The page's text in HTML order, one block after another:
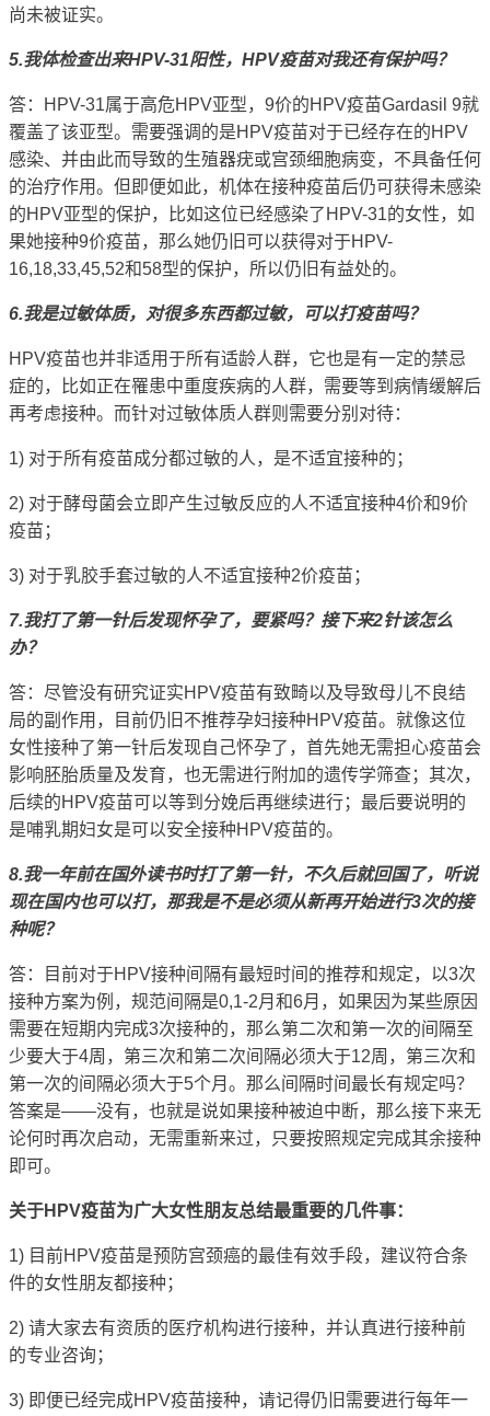
尚未被证实。
5.我体检查出来HPV-31阳性，HPV疫苗对我还有保护吗？
答：HPV-31属于高危HPV亚型，9价的HPV疫苗Gardasil 9就
覆盖了该亚型。需要强调的是HPV疫苗对于已经存在的HPV
感染、并由此而导致的生殖器疣或宫颈细胞病变，不具备任何
的治疗作用。但即便如此，机体在接种疫苗后仍可获得未感染
的HPV亚型的保护，比如这位已经感染了HPV-31的女性，如
果她接种9价疫苗，那么她仍旧可以获得对于HPV-
16,18,33,45,52和58型的保护，所以仍旧有益处的。
6.我是过敏体质，对很多东西都过敏，可以打疫苗吗？
HPV疫苗也并非适用于所有适龄人群，它也是有一定的禁忌
症的，比如正在罹患中重度疾病的人群，需要等到病情缓解后
再考虑接种。而针对过敏体质人群则需要分别对待：
1) 对于所有疫苗成分都过敏的人，是不适宜接种的；
2) 对于酵母菌会立即产生过敏反应的人不适宜接种4价和9价
疫苗；
3) 对于乳胶手套过敏的人不适宜接种2价疫苗；
7.我打了第一针后发现怀孕了，要紧吗？接下来2针该怎么
办？
答：尽管没有研究证实HPV疫苗有致畸以及导致母儿不良结
局的副作用，目前仍旧不推荐孕妇接种HPV疫苗。就像这位
女性接种了第一针后发现自己怀孕了，首先她无需担心疫苗会
影响胚胎质量及发育，也无需进行附加的遗传学筛查；其次，
后续的HPV疫苗可以等到分娩后再继续进行；最后要说明的
是哺乳期妇女是可以安全接种HPV疫苗的。
8.我一年前在国外读书时打了第一针，不久后就回国了，听说
现在国内也可以打，那我是不是必须从新再开始进行3次的接
种呢？
答：目前对于HPV接种间隔有最短时间的推荐和规定，以3次
接种方案为例，规范间隔是0,1-2月和6月，如果因为某些原因
需要在短期内完成3次接种的，那么第二次和第一次的间隔至
少要大于4周，第三次和第二次间隔必须大于12周，第三次和
第一次的间隔必须大于5个月。那么间隔时间最长有规定吗？
答案是——没有，也就是说如果接种被迫中断，那么接下来无
论何时再次启动，无需重新来过，只要按照规定完成其余接种
即可。
关于HPV疫苗为广大女性朋友总结最重要的几件事：
1) 目前HPV疫苗是预防宫颈癌的最佳有效手段，建议符合条
件的女性朋友都接种；
2) 请大家去有资质的医疗机构进行接种，并认真进行接种前
的专业咨询；
3) 即便已经完成HPV疫苗接种，请记得仍旧需要进行每年一